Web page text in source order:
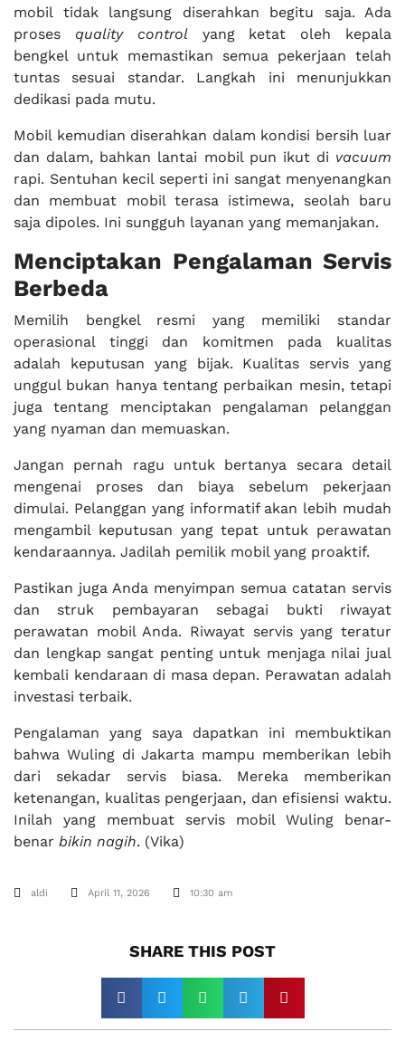
mobil tidak langsung diserahkan begitu saja. Ada
proses quality controlyang ketat oleh kepala
bengkel untuk memastikan semua pekerjaan telah
tuntas sesuai standar. Langkah ini menunjukkan
dedikasi pada mutu.
Mobil kemudian diserahkan dalam kondisi bersih luar
dan dalam, bahkan lantai mobil pun ikut di vacuum
rapi. Sentuhan kecil seperti ini sangat menyenangkan
dan membuat mobil terasa istimewa, seolah baru
saja dipoles. Ini sungguh layanan yang memanjakan.
Menciptakan Pengalaman Servis
Berbeda
Memilih bengkel resmi yang memiliki standar
operasional tinggi dan komitmen pada kualitas
adalah keputusan yang bijak. Kualitas servis yang
unggul bukan hanya tentang perbaikan mesin, tetapi
juga tentang menciptakan pengalaman pelanggan
yang nyaman dan memuaskan.
Jangan pernah ragu untuk bertanya secara detail
mengenai proses dan biaya sebelum pekerjaan
dimulai. Pelanggan yang informatif akan lebih mudah
mengambil keputusan yang tepat untuk perawatan
kendaraannya. Jadilah pemilik mobil yang proaktif.
Pastikan juga Anda menyimpan semua catatan servis
dan struk pembayaran sebagai bukti riwayat
perawatan mobil Anda. Riwayat servis yang teratur
dan lengkap sangat penting untuk menjaga nilai jual
kembali kendaraan di masa depan. Perawatan adalah
investasi terbaik.
Pengalaman yang saya dapatkan ini membuktikan
bahwa Wuling di Jakarta mampu memberikan lebih
dari sekadar servis biasa. Mereka memberikan
ketenangan, kualitas pengerjaan, dan efisiensi waktu.
Inilah yang membuat servis mobil Wuling benar-
benar bikin nagih. (Vika)
aldi April 11, 2026 10:30 am
SHARE THIS POST​